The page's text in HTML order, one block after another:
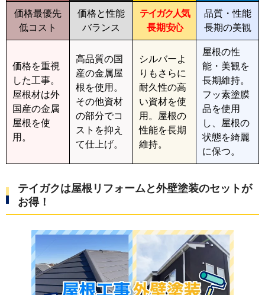
価格最優先
低コスト
価格と性能
バランス
テイガク人気
長期安心
品質・性能
長期の美観
価格を重視
した工事。
屋根材は外
国産の金属
屋根を使
用。
高品質の国
産の金属屋
根を使用。
その他資材
の部分でコ
ストを抑え
て仕上げ。
シルバーよ
りもさらに
耐久性の高
い資材を使
用。屋根の
性能を長期
維持。
屋根の性
能・美観を
長期維持。
フッ素塗膜
品を使用
し、屋根の
状態を綺麗
に保つ。
テイガクは屋根リフォームと外壁塗装のセットが
お得！